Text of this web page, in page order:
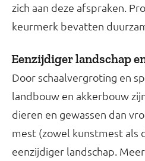
zich aan deze afspraken.
keurmerk bevatten
Eenzijdiger landschap
Door schaalvergroting en
landbouw en akkerbouw
dieren en gewassen dan
mest (zowel kunstmest als
eenzijdiger landschap.